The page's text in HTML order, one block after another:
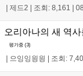
제드2 조회: 8,161
오리아나의 새 역
평가중 (3)
| 으잉잉읭읭 | 조회: